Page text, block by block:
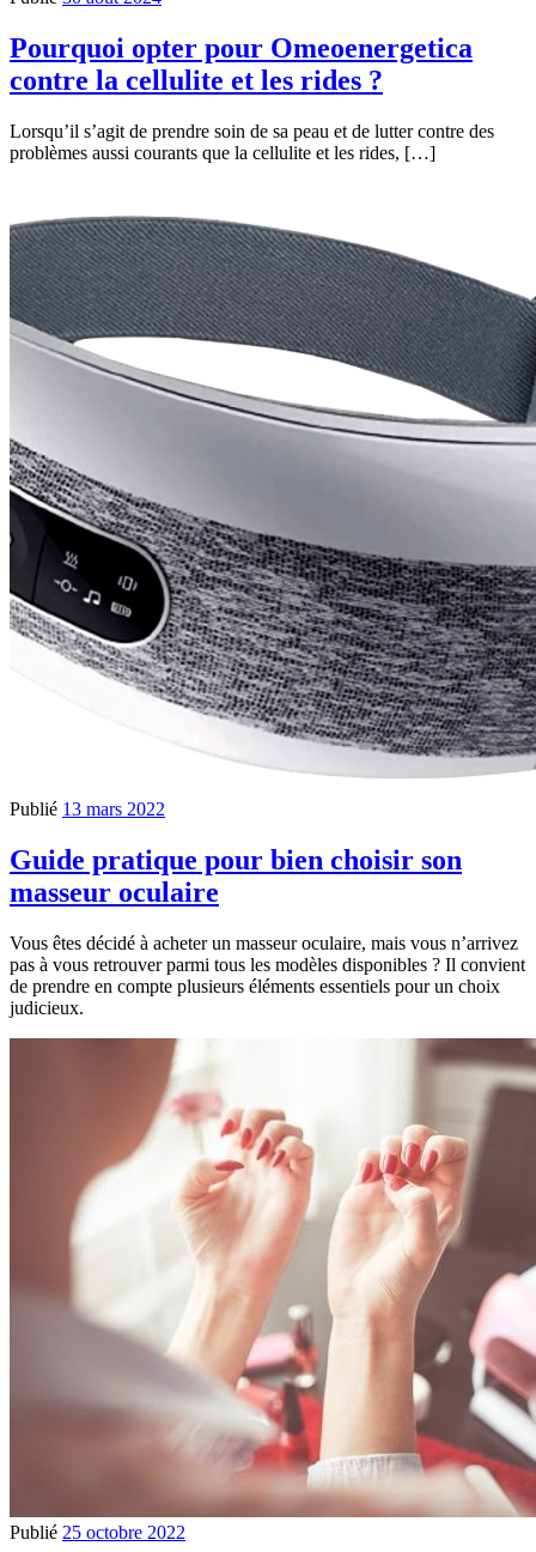
Pourquoi opter pour Omeoenergetica
contre la cellulite et les rides ?
Lorsqu’il s’agit de prendre soin de sa peau et de lutter contre des
problèmes aussi courants que la cellulite et les rides, […]
Publié 13 mars 2022
Guide pratique pour bien choisir son
masseur oculaire
Vous êtes décidé à acheter un masseur oculaire, mais vous n’arrivez
pas à vous retrouver parmi tous les modèles disponibles ? Il convient
de prendre en compte plusieurs éléments essentiels pour un choix
judicieux.
Publié 25 octobre 2022